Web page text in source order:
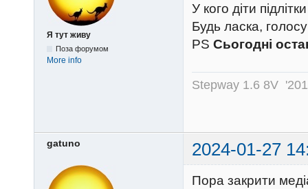
Я тут живу
Поза форумом
More info
У кого діти
Будь ласка,
PS Сьогодні
Stepway 1.6 8V
gatuno 2024-01-27
Пора закрити